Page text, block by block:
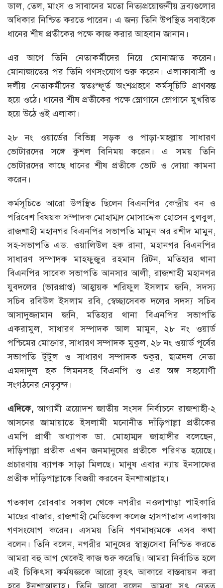
ডাল, তেল, মাংস ও সাবানের মতো নিত্যপ্রয়োজনীয় দ্রব্যগুলোর
অধিকার নিশ্চিত করতে পারেন। এ জন্য তিনি উপস্থিত সবাইকে
ধানের শীষ প্রতীকের পক্ষে কাজ করার আহবান জানান।
এর আগে তিনি নেতাকর্মীদের নিয়ে মোনাজাত করেন।
মোনাজাতের পর তিনি গণসংযোগ শুরু করেন। এলাকাবাসী ও
দলীয় নেতাকর্মীদের স্বতঃস্ফূর্ত অংশগ্রহণে কর্মসূচিটি প্রাণবন্ত
হয়ে ওঠে। ধানের শীষ প্রতীকের পক্ষে স্লোগানে স্লোগানে মুখরিত
হয়ে উঠে ওই এলাকা।
২৮ নং ওয়ার্ডের বিভিন্ন সড়ক ও পাড়া-মহল্লায় সাধারণ
ভোটারদের সঙ্গে কুশল বিনিময় করেন। এ সময় তিনি
ভোটারদের কাছে ধানের শীষ প্রতীকে ভোট ও দোয়া কামনা
করেন।
কর্মসূচিতে আরো উপস্থিত ছিলেন বিএনপির কেন্দ্রীয় বন ও
পরিবেশ বিষয়ক সম্পাদক মোহাম্মদ মোসাদ্দেক হোসেন বুলবুল,
রাজশাহী মহানগর বিএনপির সভাপতি মামুন অর রশীদ মামুন,
সহ-সভাপতি এড. ওয়ালিউল হক রানা, মহানগর বিএনপির
সাধারণ সম্পাদক মাহফুজুর রহমান রিটন, মতিহার থানা
বিএনপির সাবেক সভাপতি আনসার আলী, রাজশাহী মহানগর
যুবদলের (ভারপ্রাপ্ত) আহ্বায়ক শরিফুল ইসলাম জনি, সদস্য
সচিব রবিউল ইসলাম রবি, স্বেচ্ছাসেবক দলের সদস্য সচিব
আসাদুজ্জামান জনি, মতিহার থানা বিএনপির সভাপতি
একরামুল, সাধারণ সম্পাদক আল মামুন, ২৮ নং ওয়ার্ড
পশ্চিমের মোক্তার, সাধারণ সম্পাদক মুকুল, ২৮ নং ওয়ার্ড পূর্বের
সভাপতি টুটুল ও সাধারণ সম্পাদক শুকুর, ছাত্রদল নেতা
এমদাদুল হক লিমনসহ বিএনপি ও এর অঙ্গ সহযোগী
সংগঠনের নেতৃবৃন্দ।
এদিকে, আগামী ত্রয়োদশ জাতীয় সংসদ নির্বাচনে রাজশাহী-২
আসনের জামায়াতে ইসলামী মনোনীত দাঁড়িপাল্লা প্রতীকের
এমপি প্রার্থী অধ্যাপক ডা. মোহাম্মদ জাহাঙ্গীর বলেছেন,
দাঁড়িপাল্লা প্রতীক এখন জনমানুষের প্রতীকে পরিণত হয়েছে।
প্রচারণায় ব্যাপক সাড়া মিলছে। মানুষ এবার ন্যায় ইনসাফের
প্রতীক দাঁড়িপাল্লাকে বিজয়ী করবেন ইনশাআল্লাহ।
গতকাল রোববার সকাল থেকে নগরীর নওদাপাড়া পাইকারি
মাছের বাজার, রাজশাহী মেডিকেল কলেজ হাসপাতাল এলাকায়
গণসংযোগ করেন। এসময় তিনি গণমাধ্যমকে এসব কথা
বলেন। তিনি বলেন, নগরীর মানুষের স্বাস্থ্যসেবা নিশ্চিত করতে
আমরা বহু আগ থেকেই কাজ শুরু করেছি। আমরা নির্বাচিত হলে
এই চিকিৎসা কর্মযজ্ঞকে আরো বৃহৎ আকারে বাস্তবায়ন করা